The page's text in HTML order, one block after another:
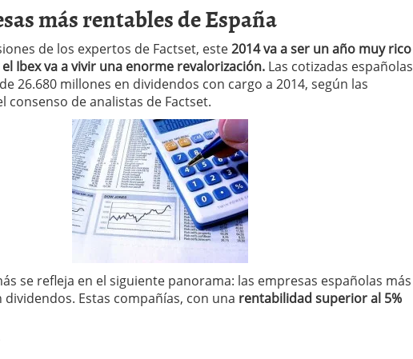
whales
suelen
llegar
tarde 16
de abril
de 2026
Costes vs Agilidad: ¿Por qué el Préstamo Promotor privado
la rentabilidad? 12 de diciembre de 2025
sin intereses: Cómo aprovechar esta opción para gestionar tus
24 de noviembre de 2025
tu herencia también es una decisión financiera: cómo anticiparte
21 de noviembre de 2025
cuesta un software punto de venta? 3 de octubre de 2025
más rentables de España
de los expertos de Factset, este2014 va a ser un año muy rico
Ibex va a vivir una enorme revalorización. Las cotizadas españolas
26.680 millones en dividendos con cargo a 2014, según las
consenso de analistas de Factset.
se refleja en el siguiente panorama: las empresas españolas más
Estas compañías, con una rentabilidad superior al 5%